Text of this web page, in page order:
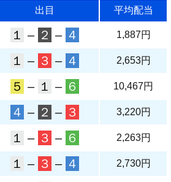
出目 平均配当
１ – ２ – ４ 1,887円
１ – ３ – ４ 2,653円
５ – １ – ６ 10,467円
４ – ２ – ３ 3,220円
１ – ３ – ６ 2,263円
１ – ３ – ４ 2,730円